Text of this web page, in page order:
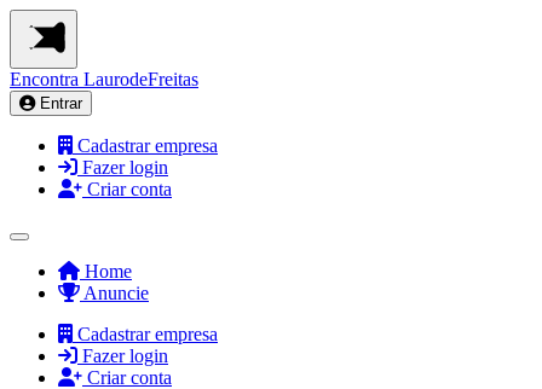
Encontra LaurodeFreitas
Entrar
Cadastrar empresa
Fazer login
Criar conta
Home
Anuncie
Cadastrar empresa
Fazer login
Criar conta